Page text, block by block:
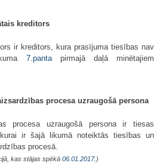
kreditors
ir kreditors, kura prasījuma tiesības nav
7.pantapirmajā daļā minētajiem
procesa uzraugošā persona
procesa uzraugošā persona ir tiesas
ir šajā likumā noteiktās tiesības un
procesā.
kas stājas spēkā 06.01.2017. )